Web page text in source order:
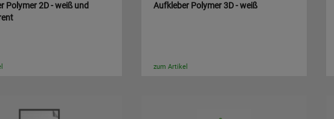
Polymer 2D - weiß und
Aufkleber Polymer 3D - weiß
zum Artikel